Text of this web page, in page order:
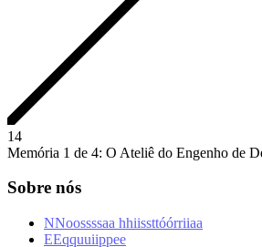
14
Memória 1 de 4: O Ateliê do Engenho de
Sobre nós
NNoossssaa hhiissttóórriiaa
EEqquuiippee